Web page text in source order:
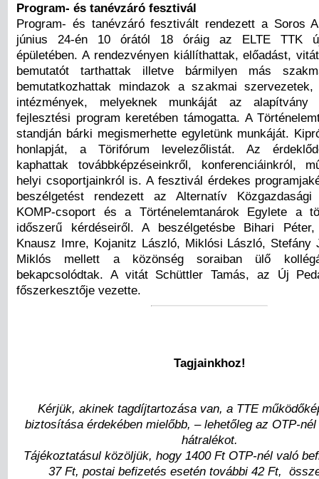
Program- és tanévzáró fesztivál
Program- és tanévzáró fesztivált rendezett a Soros
június 24-én 10 órától 18 óráig az ELTE TTK
épületében. A rendezvényen kiállíthattak, előadást,
bemutatót tarthattak illetve bármilyen más
bemutatkozhattak mindazok a szakmai
intézmények, melyeknek munkáját az alapítvány
fejlesztési program keretében támogatta. A
standján bárki megismerhette egyletünk munkáját.
honlapját, a Törifórum levelezőlistát. Az
kaphattak továbbképzéseinkről, konferenciáinkról,
helyi csoportjainkról is. A fesztivál érdekes
beszélgetést rendezett az Alternatív
KOMP-csoport és a Történelemtanárok Egylete a
időszerű kérdéseiről. A beszélgetésbe Bihari
Knausz Imre, Kojanitz László, Miklósi László, Stefány
Miklós mellett a közönség soraiban ülő
bekapcsolódtak. A vitát Schüttler Tamás, az Új
főszerkesztője vezette.
Tagjainkhoz!
Kérjük, akinek tagdíjtartozása van, a TTE
biztosítása érdekében mielőbb, – lehetőleg az OTP-
hátralékot.
Tájékoztatásul közöljük, hogy 1400 Ft OTP-nél való
37 Ft, postai befizetés esetén további 42 Ft,